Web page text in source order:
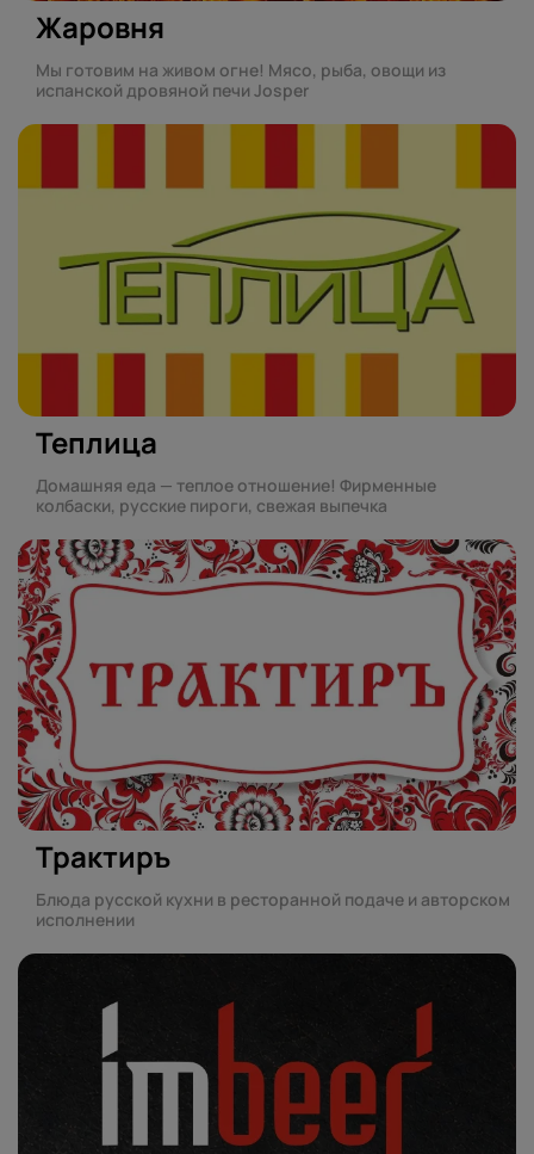
Жаровня
Мы готовим на живом огне! Мясо, рыба, овощи из
испанской дровяной печи Josper
Теплица
Домашняя еда — теплое отношение! Фирменные
колбаски, русские пироги, свежая выпечка
Трактиръ
Блюда русской кухни в ресторанной подаче и авторском
исполнении